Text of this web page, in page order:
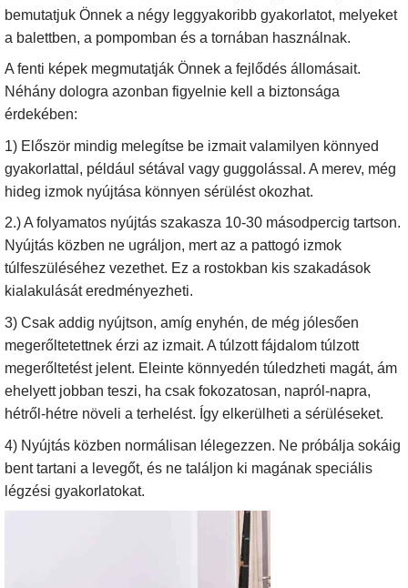
bemutatjuk Önnek a négy leggyakoribb gyakorlatot, melyeket
a balettben, a pompomban és a tornában használnak.
A fenti képek megmutatják Önnek a fejlődés állomásait.
Néhány dologra azonban figyelnie kell a biztonsága
érdekében:
1) Először mindig melegítse be izmait valamilyen könnyed
gyakorlattal, például sétával vagy guggolással. A merev, még
hideg izmok nyújtása könnyen sérülést okozhat.
2.) A folyamatos nyújtás szakasza 10-30 másodpercig tartson.
Nyújtás közben ne ugráljon, mert az a pattogó izmok
túlfeszüléséhez vezethet. Ez a rostokban kis szakadások
kialakulását eredményezheti.
3) Csak addig nyújtson, amíg enyhén, de még jólesően
megerőltetettnek érzi az izmait. A túlzott fájdalom túlzott
megerőltetést jelent. Eleinte könnyedén túledzheti magát, ám
ehelyett jobban teszi, ha csak fokozatosan, napról-napra,
hétről-hétre növeli a terhelést. Így elkerülheti a sérüléseket.
4) Nyújtás közben normálisan lélegezzen. Ne próbálja sokáig
bent tartani a levegőt, és ne találjon ki magának speciális
légzési gyakorlatokat.